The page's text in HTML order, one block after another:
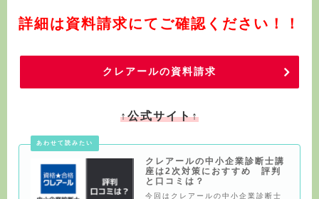
詳細は資料請求にてご確認ください！！
クレアールの資料請求
↑公式サイト↑
クレアールの中小企業診断士講
座は2次対策におすすめ 評判
と口コミは？
今回はクレアールの中小企業診断士